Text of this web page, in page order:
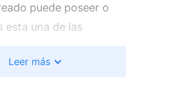
puede poseer o
esta una de las
Estas palabras permiten
Leer más